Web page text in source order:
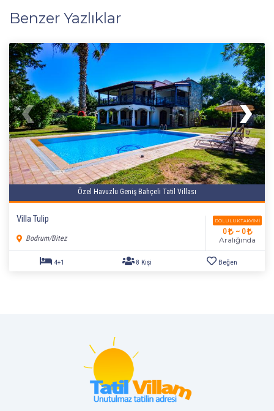
Benzer Yazlıklar
Özel Havuzlu Geniş Bahçeli Tatil Villası
Villa Tulip
Bodrum/Bitez
DOLULUK TAKVIMI
0 ~ 0
Aralığında